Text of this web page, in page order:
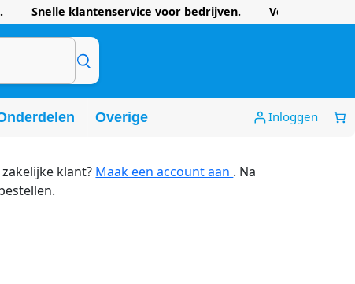
Snelle klantenservice voor bedrijven. Voordelige
Overige Inloggen
klant? Maak een account aan . Na